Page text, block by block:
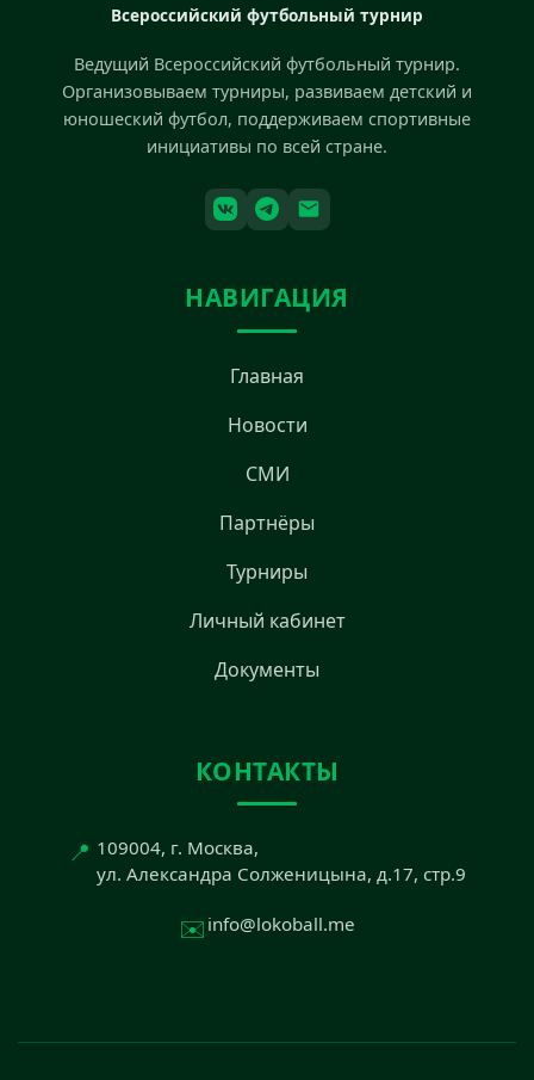
Всероссийский футбольный турнир
Ведущий Всероссийский футбольный турнир.
Организовываем турниры, развиваем детский и
юношеский футбол, поддерживаем спортивные
инициативы по всей стране.
НАВИГАЦИЯ
Главная
Новости
СМИ
Партнёры
Турниры
Личный кабинет
Документы
КОНТАКТЫ
📍 109004, г. Москва,
ул. Александра Солженицына, д.17, стр.9
✉️ info@lokoball.me